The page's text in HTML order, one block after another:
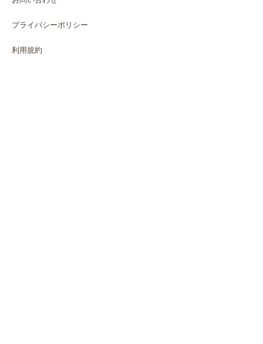
プライバシーポリシー
利用規約